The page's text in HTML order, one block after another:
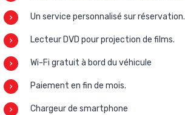
Un service personnalisé sur réservation.
Lecteur DVD pour projection de films.
Wi-Fi gratuit à bord du véhicule
Paiement en fin de mois.
Chargeur de smartphone